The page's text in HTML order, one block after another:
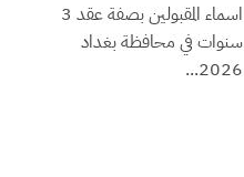
اسماء المقبولين بصفة عقد 3
سنوات في محافظة بغداد
2026...